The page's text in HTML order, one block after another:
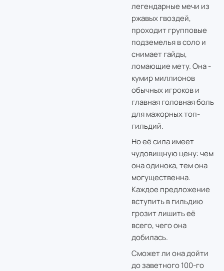
легендарные мечи из
ржавых гвоздей,
проходит групповые
подземелья в соло и
снимает гайды,
ломающие мету. Она -
кумир миллионов
обычных игроков и
главная головная боль
для мажорных топ-
гильдий.
Но её сила имеет
чудовищную цену: чем
она одинока, тем она
могущественна.
Каждое предложение
вступить в гильдию
грозит лишить её
всего, чего она
добилась.
Сможет ли она дойти
до заветного 100-го